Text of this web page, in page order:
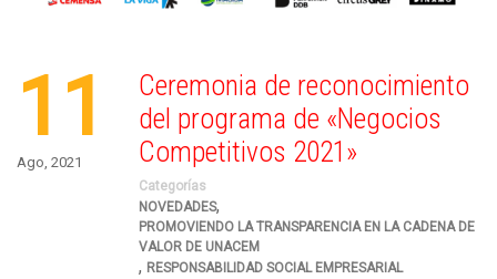
11
Ago, 2021
Ceremonia de reconocimiento
del programa de «Negocios
Competitivos 2021»
Categorías
NOVEDADES,
PROMOVIENDO LA TRANSPARENCIA EN LA CADENA DE
VALOR DE UNACEM
, RESPONSABILIDAD SOCIAL EMPRESARIAL